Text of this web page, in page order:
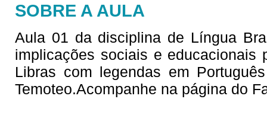
SOBRE A AULA
Aula 01 da disciplina de Língua
implicações sociais e educacionais
Libras com legendas em
Temoteo.Acompanhe na página do